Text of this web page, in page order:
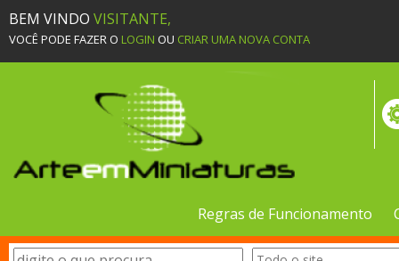
BEM VINDO VISITANTE,
VOCÊ PODE FAZER O LOGIN OU CRIAR UMA NOVA CONTA
Regras de Funcionamento